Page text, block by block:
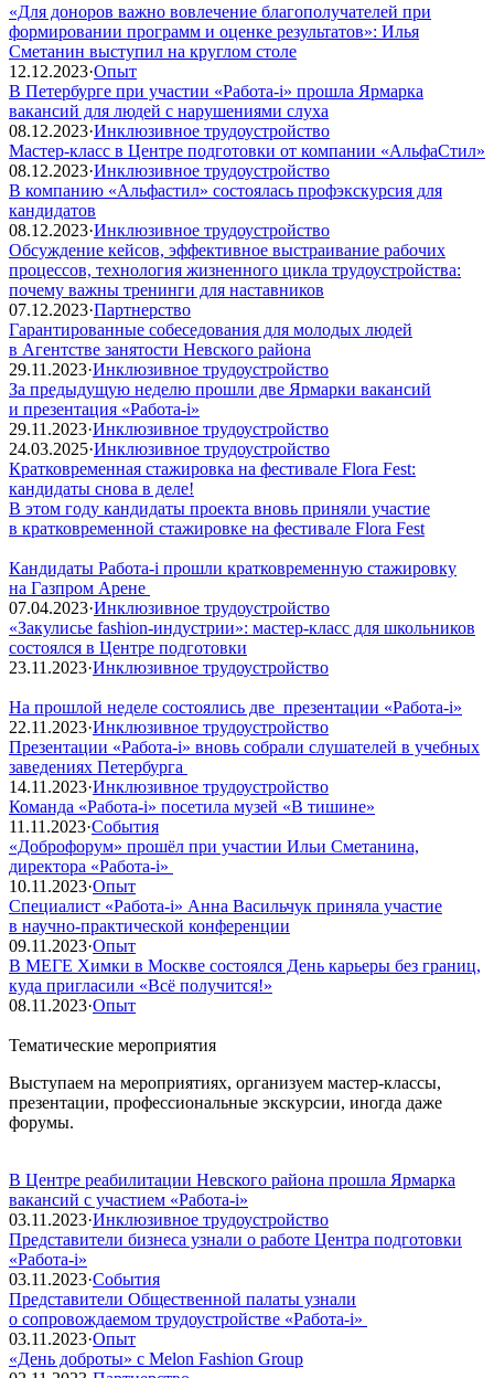
«Для доноров важно вовлечение благополучателей при
формировании программ и оценке результатов»: Илья
Сметанин выступил на круглом столе
12.12.2023·Опыт
В Петербурге при участии «Работа-i» прошла Ярмарка
вакансий для людей с нарушениями слуха
08.12.2023·Инклюзивное трудоустройство
Мастер-класс в Центре подготовки от компании «АльфаСтил»
08.12.2023·Инклюзивное трудоустройство
В компанию «Альфастил» состоялась профэкскурсия для
кандидатов
08.12.2023·Инклюзивное трудоустройство
Обсуждение кейсов, эффективное выстраивание рабочих
процессов, технология жизненного цикла трудоустройства:
почему важны тренинги для наставников
07.12.2023·Партнерство
Гарантированные собеседования для молодых людей
в Агентстве занятости Невского района
29.11.2023·Инклюзивное трудоустройство
За предыдущую неделю прошли две Ярмарки вакансий
и презентация «Работа-i»
29.11.2023·Инклюзивное трудоустройство
24.03.2025·Инклюзивное трудоустройство
Кратковременная стажировка на фестивале Flora Fest:
кандидаты снова в деле!
В этом году кандидаты проекта вновь приняли участие
в кратковременной стажировке на фестивале Flora Fest
Кандидаты Работа-i прошли кратковременную стажировку
на Газпром Арене
07.04.2023·Инклюзивное трудоустройство
«Закулисье fashion-индустрии»: мастер-класс для школьников
состоялся в Центре подготовки
23.11.2023·Инклюзивное трудоустройство
На прошлой неделе состоялись две презентации «Работа-i»
22.11.2023·Инклюзивное трудоустройство
Презентации «Работа-i» вновь собрали слушателей в учебных
заведениях Петербурга
14.11.2023·Инклюзивное трудоустройство
Команда «Работа-i» посетила музей «В тишине»
11.11.2023·События
«Доброфорум» прошёл при участии Ильи Сметанина,
директора «Работа-i»
10.11.2023·Опыт
Специалист «Работа-i» Анна Васильчук приняла участие
в научно-практической конференции
09.11.2023·Опыт
В МЕГЕ Химки в Москве состоялся День карьеры без границ,
куда пригласили «Всё получится!»
08.11.2023·Опыт
Тематические мероприятия
Выступаем на мероприятиях, организуем мастер-классы,
презентации, профессиональные экскурсии, иногда даже
форумы.
В Центре реабилитации Невского района прошла Ярмарка
вакансий с участием «Работа-i»
03.11.2023·Инклюзивное трудоустройство
Представители бизнеса узнали о работе Центра подготовки
«Работа-i»
03.11.2023·События
Представители Общественной палаты узнали
о сопровождаемом трудоустройстве «Работа-i»
03.11.2023·Опыт
«День доброты» с Melon Fashion Group